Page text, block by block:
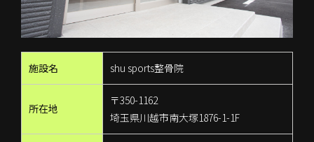
施設名 shu sports整骨院
所在地
〒350-1162
埼玉県川越市南大塚1876-1-1F